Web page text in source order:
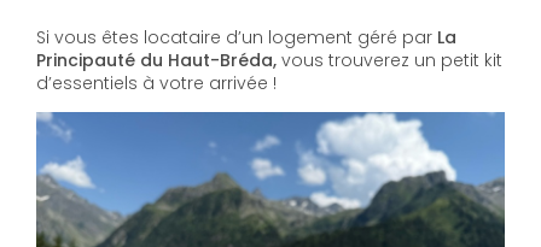
Si vous êtes locataire d’un logement géré par La
Principauté du Haut-Bréda, vous trouverez un petit kit
d’essentiels à votre arrivée !